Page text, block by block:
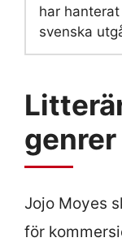
har hanterat
svenska
genrer
Jojo Moyes
för